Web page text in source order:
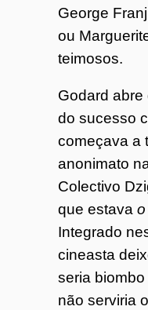
George
ou
teimosos.
Godard
do sucesso
começava a
anonimato
Colectivo
que estava
Integrado
cineasta
seria
não serviria